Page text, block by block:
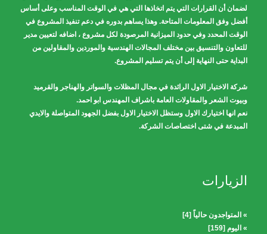
لضمان أن القرارات التي يتم اتخاذها التي هي في الوقت المناسب وعلى أساس
أفضل وفق المعلومات المتاحة. وهذا يساهم بدوره في دعم تنفيذ المشروع في
الوقت المحدد وفي حدود الميزانية المرصودة لكل مشروع ، اضافه لتعيين مدير
للتعاون والتنسيق بين مختلف المجالات الهندسية والموردين والمقاولين من
البداية حتى النهاية إلى أن يتم تسليم المشروع.
شركة الاختيار الاول الرائدة في مجال المظلات والسواتر والهناجر والقرميد
وبيوت الشعر والمقاولات العامة باشراف المهندس ابو احمد.
نعم انها اختيارك الاول وستظل الاختيار الاول بفضل الجهود المتواصلة والايدي
المبدعة في شتى اختصاصات الشركة.
الزيارات
» المتواجدون حالياً [4]
» اليوم [159]